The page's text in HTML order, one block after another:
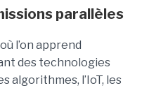
parallèles
l’on apprend
des technologies
algorithmes, l’IoT, les